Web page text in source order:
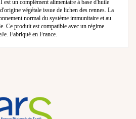
un complément alimentaire à base d'huile
végétale issue de lichen des rennes. La
normal du système immunitaire et au
Ce produit est compatible avec un régime
Fabriqué en France.